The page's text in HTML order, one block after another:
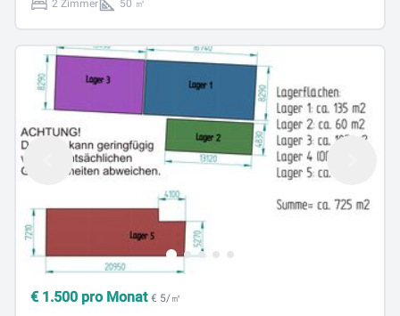
2 Zimmer 50 ㎡
€ 1.500 pro Monat € 5/㎡